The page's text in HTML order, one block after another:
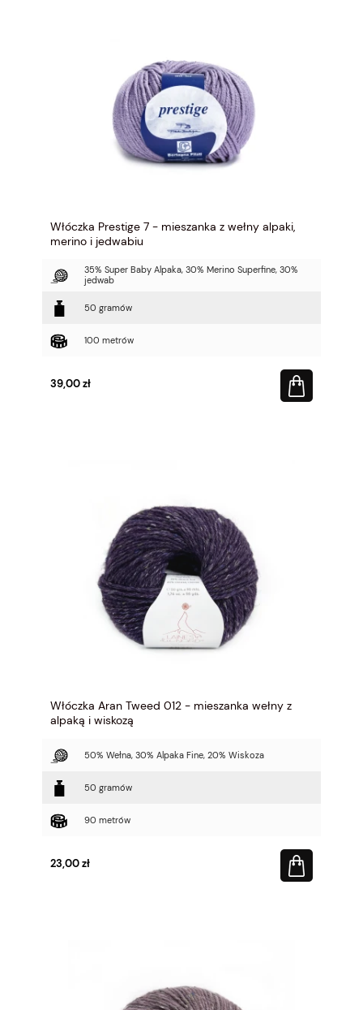
Włóczka Prestige 7 - mieszanka z wełny alpaki,
merino i jedwabiu
35% Super Baby Alpaka, 30% Merino Superfine, 30%
jedwab
50 gramów
100 metrów
39,00 zł
Włóczka Aran Tweed 012 - mieszanka wełny z
alpaką i wiskozą
50% Wełna, 30% Alpaka Fine, 20% Wiskoza
50 gramów
90 metrów
23,00 zł